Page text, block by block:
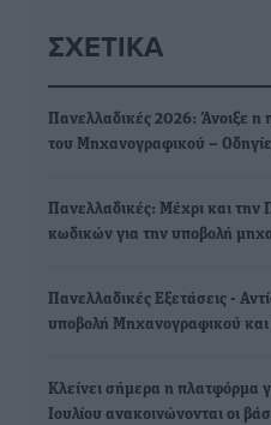
ΣΧΕΤΙΚΆ
Πανελλαδικές 2026: Άνοιξε η
του Μηχανογραφικού –
Πανελλαδικές: Μέχρι και την
κωδικών για την υποβολή
Πανελλαδικές Εξετάσεις -
υποβολή Μηχανογραφικού και
Κλείνει σήμερα η πλατφόρμα
Ιουλίου ανακοινώνονται οι